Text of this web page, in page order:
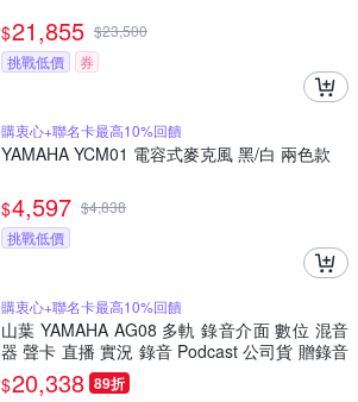
$21,855 $23,500
挑戰低價
券
購衷心+聯名卡最高10%回饋
YAMAHA YCM01 電容式麥克風 黑/白 兩色款
$4,597 $4,838
挑戰低價
購衷心+聯名卡最高10%回饋
山葉 YAMAHA AG08 多軌 錄音介面 數位 混音
器 聲卡 直播 實況 錄音 Podcast 公司貨 贈錄音
軟體
$20,338 89折